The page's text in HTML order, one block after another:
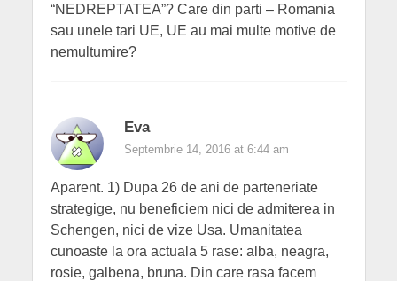
“NEDREPTATEA”? Care din parti – Romania
sau unele tari UE, UE au mai multe motive de
nemultumire?
Eva
Septembrie 14, 2016 at 6:44 am
Aparent. 1) Dupa 26 de ani de parteneriate
strategige, nu beneficiem nici de admiterea in
Schengen, nici de vize Usa. Umanitatea
cunoaste la ora actuala 5 rase: alba, neagra,
rosie, galbena, bruna. Din care rasa facem